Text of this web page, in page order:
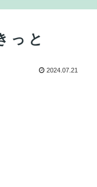
っと
2024.07.21